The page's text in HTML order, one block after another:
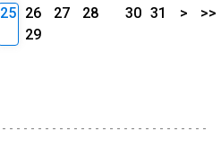
25 26 27
28
29
30 31 > >>